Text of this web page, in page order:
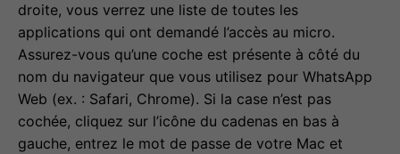
droite, vous verrez une liste de toutes les
applications qui ont demandé l’accès au micro.
Assurez-vous qu’une coche est présente à côté du
nom du navigateur que vous utilisez pour WhatsApp
Web (ex. : Safari, Chrome). Si la case n’est pas
cochée, cliquez sur l’icône du cadenas en bas à
gauche, entrez le mot de passe de votre Mac et